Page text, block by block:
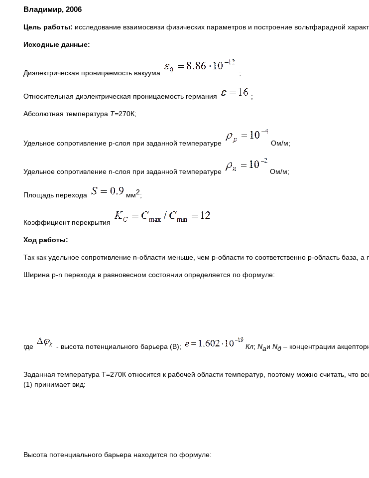
Владимир, 2006
Цель работы: исследование взаимосвязи физических параметров и построение вольтфарадной
Исходные данные:
Диэлектрическая проницаемость вакуума ;
Относительная диэлектрическая проницаемость германия ;
Абсолютная температура Т=270К;
Удельное сопротивление р-слоя при заданной температуре Ом/м;
Удельное сопротивление n-слоя при заданной температуре Ом/м;
Площадь перехода мм2;
Коэффициент перекрытия
Ход работы:
Так как удельное сопротивление n-области меньше, чем p-области то соответственно p-область база, а
Ширина p-n перехода в равновесном состоянии определяется по формуле:
где - высота потенциального барьера (B); Кл; Naи Nд – концентрации
Заданная температура Т=270К относится к рабочей области температур, поэтому можно считать, что
(1) принимает вид:
Высота потенциального барьера находится по формуле: